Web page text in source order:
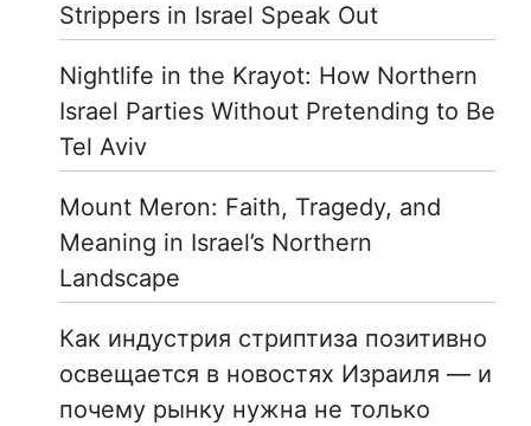
Strippers in Israel Speak Out
Nightlife in the Krayot: How Northern
Israel Parties Without Pretending to Be
Tel Aviv
Mount Meron: Faith, Tragedy, and
Meaning in Israel’s Northern
Landscape
Как индустрия стриптиза позитивно
освещается в новостях Израиля — и
почему рынку нужна не только